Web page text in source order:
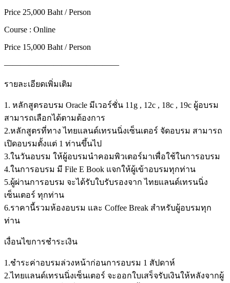
Price 25,000 Baht / Person
Course : Online
Price 15,000 Baht / Person
——————————————
รายละเอียดเพิ่มเติม
1. หลักสูตรอบรม Oracle มีเวอร์ชั่น 11g , 12c , 18c , 19c ผู้อบรม
สามารถเลือกได้ตามต้องการ
2.หลักสูตรที่ทาง ไทยแลนด์เทรนนิ่งเซ็นเตอร์ จัดอบรม สามารถ
เปิดอบรมตั้งแต่ 1 ท่านขึ้นไป
3.ในวันอบรม ให้ผู้อบรมนำคอมพิวเตอร์มาเพื่อใช้ในการอบรม
4.ในการอบรม มี File E Book แจกให้ผู้เข้าอบรมทุกท่าน
5.ผู้ผ่านการอบรม จะได้รับใบรับรองจาก ไทยแลนด์เทรนนิ่ง
เซ็นเตอร์ ทุกท่าน
6.ราคานี้รวมห้องอบรม และ Coffee Break สำหรับผู้อบรมทุก
ท่าน
เงื่อนไขการชำระเงิน
1.ชำระค่าอบรมล่วงหน้าก่อนการอบรม 1 สัปดาห์
2.ไทยแลนด์เทรนนิ่งเซ็นเตอร์ จะออกใบเสร็จรับเงินให้หลังจากผู้